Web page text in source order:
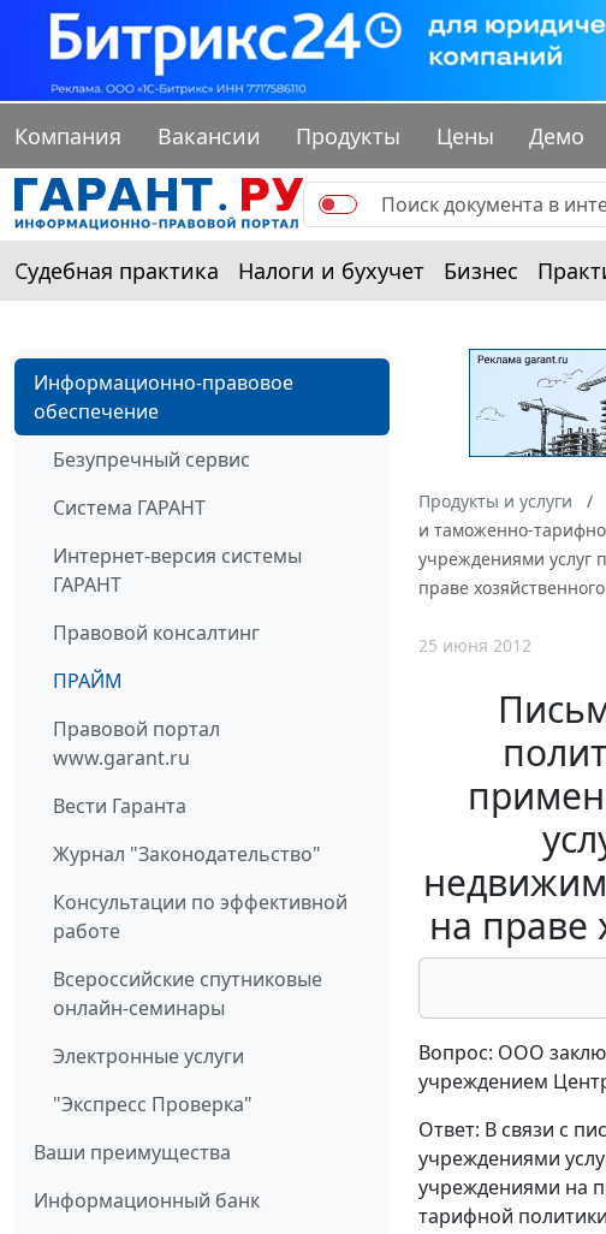
Компания Вакансии Продукты Цены Демо
Судебная практика Налоги и бухучет Бизнес
Информационно-правовое
обеспечение
Безупречный сервис
Система ГАРАНТ
Интернет-версия системы
ГАРАНТ
Правовой консалтинг
ПРАЙМ
Правовой портал
www.garant.ru
Вести Гаранта
Журнал "Законодательство"
Консультации по эффективной
работе
Всероссийские спутниковые
онлайн-семинары
Электронные услуги
"Экспресс Проверка"
Ваши преимущества
Информационный банк
Продукты и услуги
и таможенно-
учреждениями услуг
праве
25 июня 2012
на праве
Вопрос: ООО
учреждением
Ответ: В связи с
учреждениями
учреждениями на
тарифной